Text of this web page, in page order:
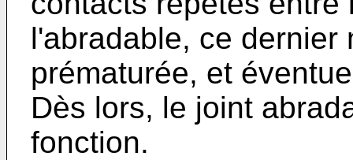
l'abradable, ce dernier
prématurée, et
Dès lors, le joint
fonction.